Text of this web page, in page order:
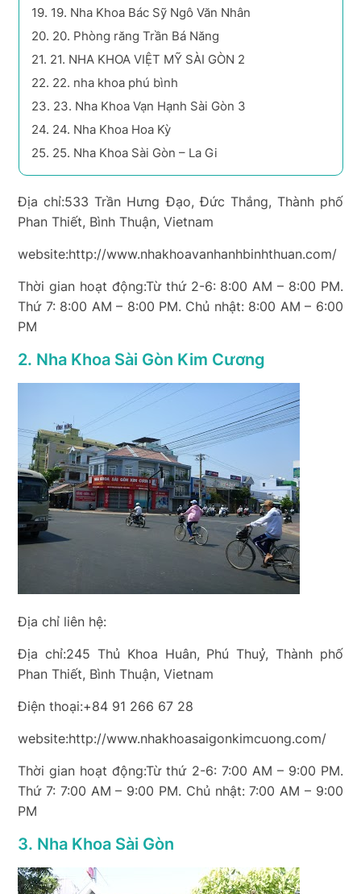
19. 19. Nha Khoa Bác Sỹ Ngô Văn Nhân
20. 20. Phòng răng Trần Bá Năng
21. 21. NHA KHOA VIỆT MỸ SÀI GÒN 2
22. 22. nha khoa phú bình
23. 23. Nha Khoa Vạn Hạnh Sài Gòn 3
24. 24. Nha Khoa Hoa Kỳ
25. 25. Nha Khoa Sài Gòn – La Gi
Địa chỉ:533 Trần Hưng Đạo, Đức Thắng, Thành phố
Phan Thiết, Bình Thuận, Vietnam
website:http://www.nhakhoavanhanhbinhthuan.com/
Thời gian hoạt động:Từ thứ 2-6: 8:00 AM – 8:00 PM.
Thứ 7: 8:00 AM – 8:00 PM. Chủ nhật: 8:00 AM – 6:00
PM
2. Nha Khoa Sài Gòn Kim Cương
Địa chỉ liên hệ:
Địa chỉ:245 Thủ Khoa Huân, Phú Thuỷ, Thành phố
Phan Thiết, Bình Thuận, Vietnam
Điện thoại:+84 91 266 67 28
website:http://www.nhakhoasaigonkimcuong.com/
Thời gian hoạt động:Từ thứ 2-6: 7:00 AM – 9:00 PM.
Thứ 7: 7:00 AM – 9:00 PM. Chủ nhật: 7:00 AM – 9:00
PM
3. Nha Khoa Sài Gòn